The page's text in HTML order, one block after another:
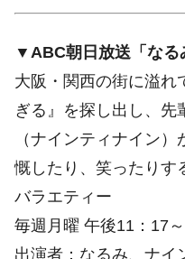
▼ABC朝日放送「なる
大阪・関西の街に溢れ
ぎる』を探し出し、先
（ナインティナイン
慨したり、笑ったりす
バラエティー
毎週月曜 午後11：17～
出演者：なるみ、ナイ